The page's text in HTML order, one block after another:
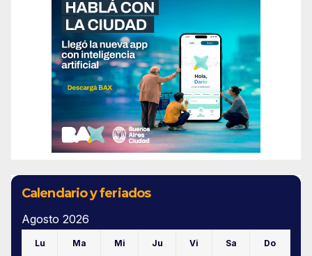
Calendario y feriados
Agosto 2026
Lu Ma Mi Ju Vi Sa Do